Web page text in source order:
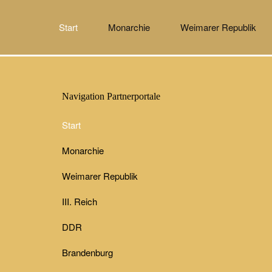
Start Monarchie Weimarer Republik
Navigation Partnerportale
Start
Monarchie
Weimarer Republik
III. Reich
DDR
Brandenburg